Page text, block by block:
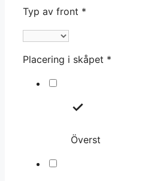
Typ av front *
Placering i skåpet *
Överst